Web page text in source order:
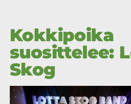
Kokkipoika
suosittelee:
Skog